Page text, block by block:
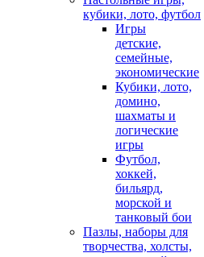
кубики, лото, футбол
Игры
детские,
семейные,
экономические
Кубики, лото,
домино,
шахматы и
логические
игры
Футбол,
хоккей,
бильярд,
морской и
танковый бои
Пазлы, наборы для
творчества, холсты,